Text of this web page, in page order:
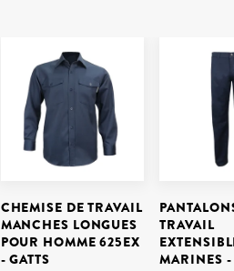
CHEMISE DE TRAVAIL
MANCHES LONGUES
POUR HOMME 625EX
- GATTS
TRAVAIL
MARINES -